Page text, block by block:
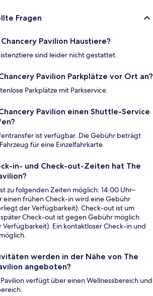
Fragen
Pavilion Haustiere?
sind leider nicht gestattet.
Pavilion Parkplätze vor Ort an?
Parkplätze mit Parkservice.
Pavilion einen Shuttle-Service
ist verfügbar. Die Gebühr beträgt
für eine Einzelfahrkarte.
in- und Check-out-Zeiten hat The
zu folgenden Zeiten möglich: 14:00 Uhr–
einen frühen Check-in wird eine Gebühr
der Verfügbarkeit). Check-out ist um
später Check-out ist gegen Gebühr möglich
Ein kontaktloser Check-in und
werden in der Nähe von The
angeboten?
verfügt über einen Wellnessbereich und